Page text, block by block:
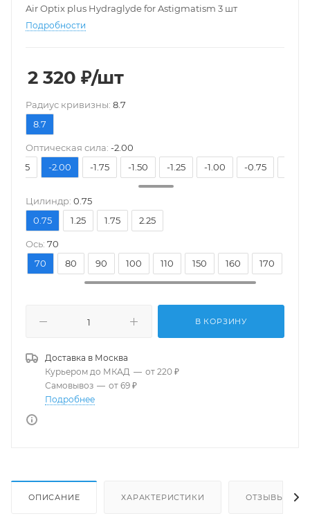
Air Optix plus Hydraglyde for Astigmatism 3 шт
Подробности
2 320 ₽/шт
Pадиус кривизны: 8.7
8.7
Оптическая сила: -2.00
-2.25
-2.00 -1.75 -1.50 -1.25 -1.00 -0.75
Цилиндр: 0.75
0.75
1.25 1.75 2.25
Ось: 70
70 80 90 100 110 150 160 170
В КОРЗИНУ
Доставка в Москва
Курьером до МКАД — от 220 ₽
Самовывоз — от 69 ₽
Подробнее
ОПИСАНИЕ ХАРАКТЕРИСТИКИ ОТЗЫВЫ